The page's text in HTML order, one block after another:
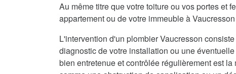
Au même titre que votre toiture ou vos portes et
appartement ou de votre immeuble à
L'intervention d'un plombier Vaucresson
diagnostic de votre installation ou une
bien entretenue et contrôlée régulièrement est